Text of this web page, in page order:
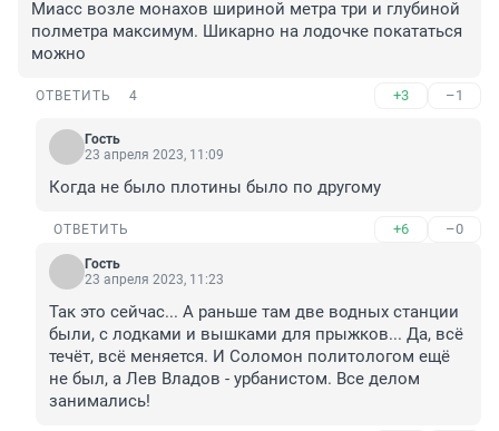
Миасс возле монахов шириной метра три и глубиной
полметра максимум. Шикарно на лодочке покататься
можно
ОТВЕТИТЬ 4 +3 –1
Гость
23 апреля 2023, 11:09
Когда не было плотины было по другому
ОТВЕТИТЬ +6 –0
Гость
23 апреля 2023, 11:23
Так это сейчас... А раньше там две водных станции
были, с лодками и вышками для прыжков... Да, всё
течёт, всё меняется. И Соломон политологом ещё
не был, а Лев Владов - урбанистом. Все делом
занимались!